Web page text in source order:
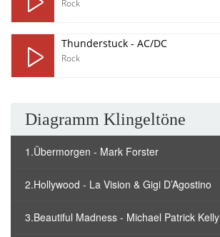
Rock
Thunderstuck - AC/DC
Rock
Diagramm Klingeltöne
1.Übermorgen - Mark Forster
2.Hollywood - La Vision & Gigi D’Agostino
3.Beautiful Madness - Michael Patrick Kelly